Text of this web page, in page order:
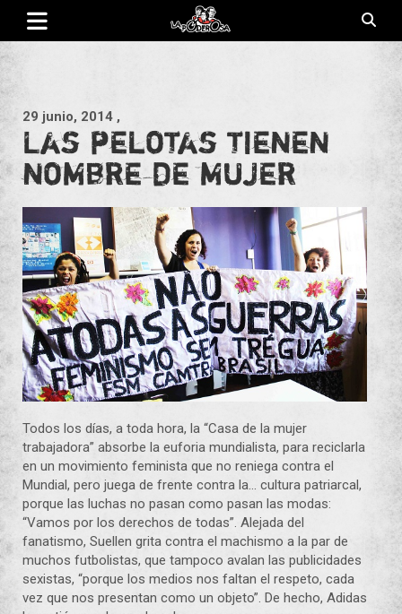
Saltar
contenido
29 junio, 2014 ,
Las pelotas tienen
nombre de mujer
Todos los días, a toda hora, la “Casa de la mujer
trabajadora” absorbe la euforia mundialista, para reciclarla
en un movimiento feminista que no reniega contra el
Mundial, pero juega de frente contra la… cultura patriarcal,
porque las luchas no pasan como pasan las modas:
“Vamos por los derechos de todas”. Alejada del
fanatismo, Suellen grita contra el machismo a la par de
muchos futbolistas, que tampoco avalan las publicidades
sexistas, “porque los medios nos faltan el respeto, cada
vez que nos presentan como un objeto”. De hecho, Adidas